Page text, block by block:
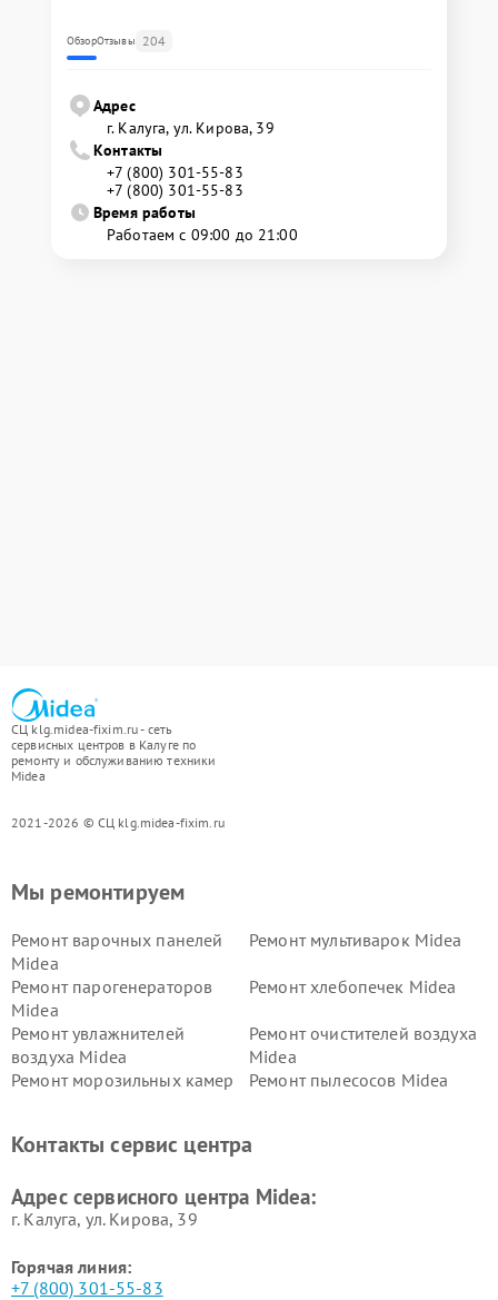
ОбзорОтзывы 204
Адрес
г. Калуга, ул. Кирова, 39
Контакты
+7 (800) 301-55-83
+7 (800) 301-55-83
Время работы
Работаем с 09:00 до 21:00
СЦ klg.midea-fixim.ru - сеть
сервисных центров в Калуге по
ремонту и обслуживанию техники
Midea
2021-2026 © СЦ klg.midea-fixim.ru
Мы ремонтируем
Ремонт варочных панелей
Midea
Ремонт мультиварок Midea
Ремонт парогенераторов
Midea
Ремонт хлебопечек Midea
Ремонт увлажнителей
воздуха Midea
Ремонт очистителей воздуха
Midea
Ремонт морозильных камер
Ремонт пылесосов Midea
пылесосов Midea
Midea
Контакты сервис центра
Адрес сервисного центра Midea:
г. Калуга, ул. Кирова, 39
Горячая линия:
+7 (800) 301-55-83